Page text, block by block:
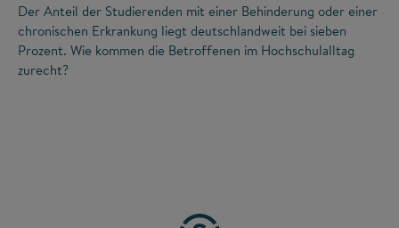
Der Anteil der Studierenden mit einer Behinderung oder einer
chronischen Erkrankung liegt deutschlandweit bei sieben
Prozent. Wie kommen die Betroffenen im Hochschulalltag
zurecht?